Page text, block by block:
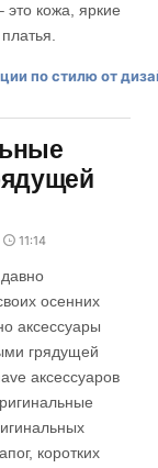
кожа, яркие
11:14
осенних
аксессуары
грядущей
аксессуаров
коротких